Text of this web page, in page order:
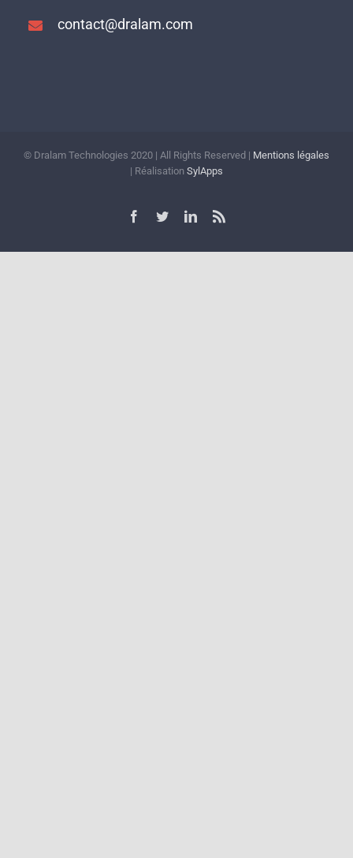
contact@dralam.com
© Dralam Technologies 2020 | All Rights Reserved | Mentions légales
| Réalisation SylApps
Facebook
TwitterLinkedIn